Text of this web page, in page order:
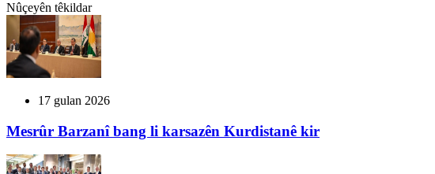
Nûçeyên têkildar
17 gulan 2026
Mesrûr Barzanî bang li karsazên Kurdistanê kir